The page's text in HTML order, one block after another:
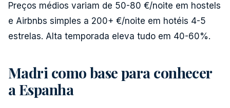
Preços médios variam de 50-80 €/noite em hostels
e Airbnbs simples a 200+ €/noite em hotéis 4-5
estrelas. Alta temporada eleva tudo em 40-60%.
Madri como base para conhecer
a Espanha